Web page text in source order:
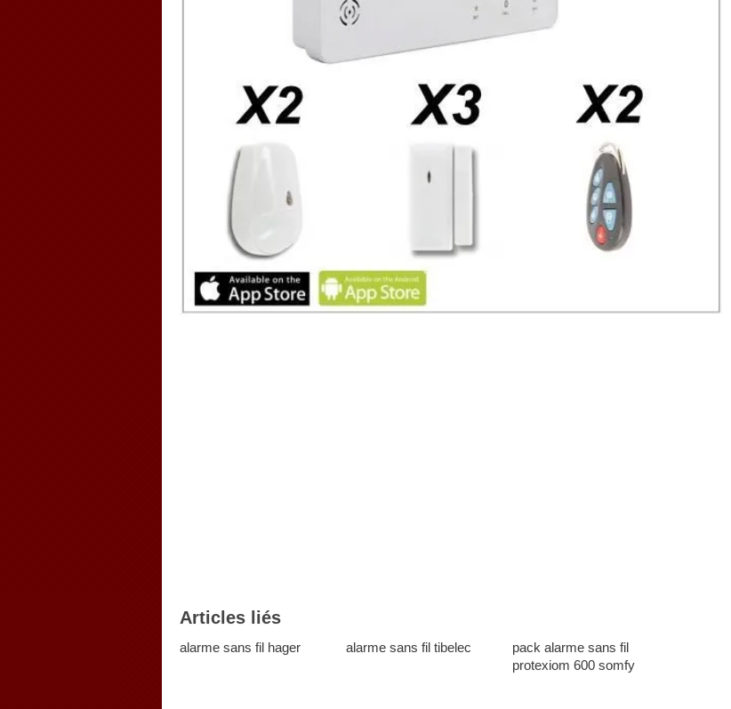
Articles liés
alarme sans fil hager alarme sans fil tibelec
pack alarme sans fil
protexiom 600 somfy